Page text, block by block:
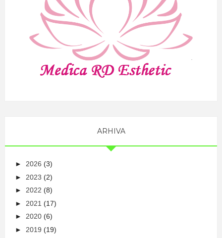
ARHIVA
► 2026 (3)
► 2023 (2)
► 2022 (8)
► 2021 (17)
► 2020 (6)
► 2019 (19)